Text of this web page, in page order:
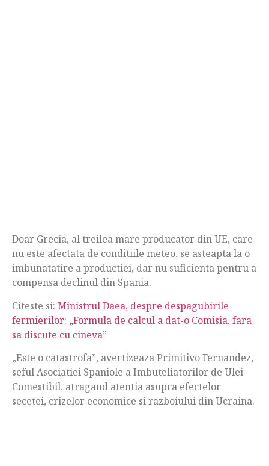
Doar Grecia, al treilea mare producator din UE, care
nu este afectata de conditiile meteo, se asteapta la o
imbunatatire a productiei, dar nu suficienta pentru a
compensa declinul din Spania.
Citeste si: Ministrul Daea, despre despagubirile
fermierilor: „Formula de calcul a dat-o Comisia, fara
sa discute cu cineva”
„Este o catastrofa”, avertizeaza Primitivo Fernandez,
seful Asociatiei Spaniole a Imbuteliatorilor de Ulei
Comestibil, atragand atentia asupra efectelor
secetei, crizelor economice si razboiului din Ucraina.